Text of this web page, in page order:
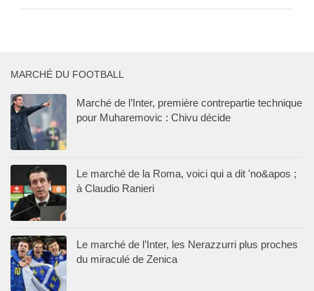
MARCHÉ DU FOOTBALL
Marché de l’Inter, première contrepartie technique
pour Muharemovic : Chivu décide
Le marché de la Roma, voici qui a dit 'no&apos ;
à Claudio Ranieri
Le marché de l’Inter, les Nerazzurri plus proches
du miraculé de Zenica